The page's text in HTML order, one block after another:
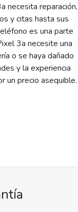
necesita reparación,
y citas hasta sus
es una parte
3a necesite una
o se haya dañado
y la experiencia
un precio asequible.